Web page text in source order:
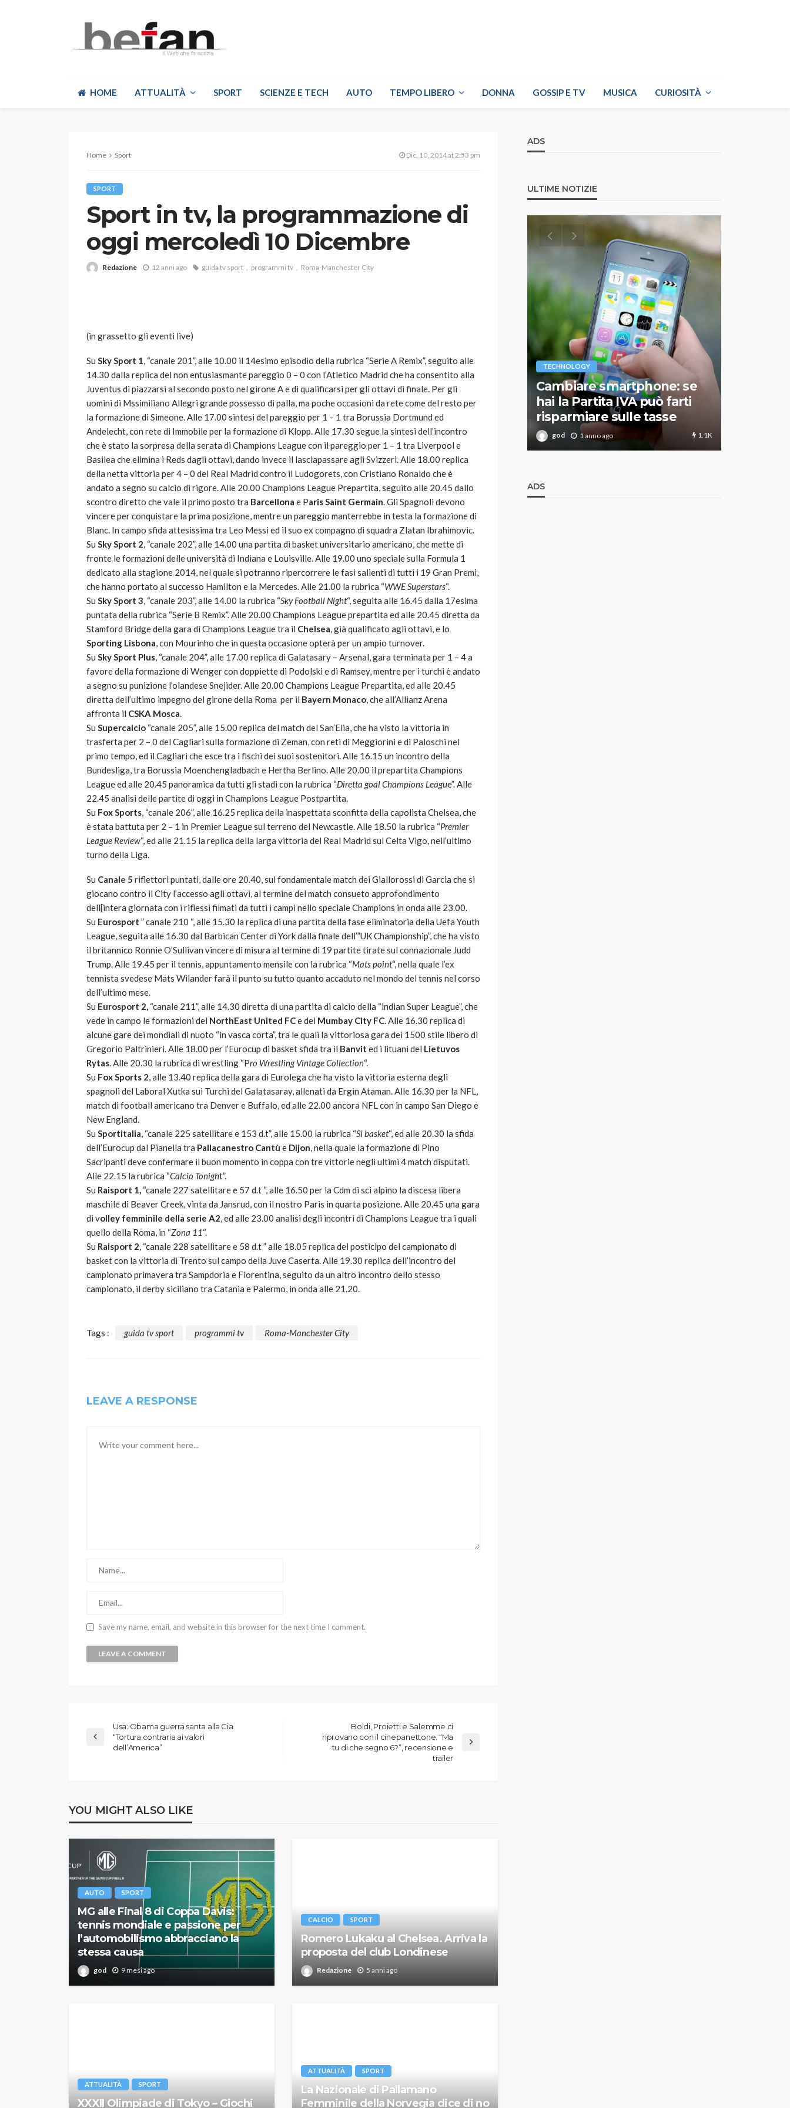
HOME ATTUALITÀ SPORT SCIENZE E TECH AUTO TEMPO LIBERO DONNA GOSSIP E TV MUSICA CURIOSITÀ
Home Sport Dic. 10, 2014 at 2:53 pm
SPORT
Sport in tv, la programmazione di
oggi mercoledì 10 Dicembre
Redazione 12 anni ago guida tv sport programmi tv Roma-Manchester City
(in grassetto gli eventi live)
Su Sky Sport 1, “canale 201”, alle 10.00 il 14esimo episodio della rubrica “Serie A Remix”, seguito alle
14.30 dalla replica del non entusiasmante pareggio 0 – 0 con l’Atletico Madrid che ha consentito alla
Juventus di piazzarsi al secondo posto nel girone A e di qualificarsi per gli ottavi di finale. Per gli
uomini di Mssimiliano Allegri grande possesso di palla, ma poche occasioni da rete come del resto per
la formazione di Simeone. Alle 17.00 sintesi del pareggio per 1 – 1 tra Borussia Dortmund ed
Andelecht, con rete di Immobile per la formazione di Klopp. Alle 17.30 segue la sintesi dell’incontro
che è stato la sorpresa della serata di Champions League con il pareggio per 1 – 1 tra Liverpool e
Basilea che elimina i Reds dagli ottavi, dando invece il lasciapassare agli Svizzeri. Alle 18.00 replica
della netta vittoria per 4 – 0 del Real Madrid contro il Ludogorets, con Cristiano Ronaldo che è
andato a segno su calcio di rigore. Alle 20.00 Champions League Prepartita, seguito alle 20.45 dallo
scontro diretto che vale il primo posto tra Barcellona e Paris Saint Germain. Gli Spagnoli devono
vincere per conquistare la prima posizione, mentre un pareggio manterrebbe in testa la formazione di
Blanc. In campo sfida attesissima tra Leo Messi ed il suo ex compagno di squadra Zlatan Ibrahimovic.
Su Sky Sport 2, “canale 202”, alle 14.00 una partita di basket universitario americano, che mette di
fronte le formazioni delle università di Indiana e Louisville. Alle 19.00 uno speciale sulla Formula 1
dedicato alla stagione 2014, nel quale si potranno ripercorrere le fasi salienti di tutti i 19 Gran Premi,
che hanno portato al successo Hamilton e la Mercedes. Alle 21.00 la rubrica “WWE Superstars“.
Su Sky Sport 3, “canale 203”, alle 14.00 la rubrica “Sky Football Night“, seguita alle 16.45 dalla 17esima
puntata della rubrica “Serie B Remix”. Alle 20.00 Champions League prepartita ed alle 20.45 diretta da
Stamford Bridge della gara di Champions League tra il Chelsea, già qualificato agli ottavi, e lo
Sporting Lisbona, con Mourinho che in questa occasione opterà per un ampio turnover.
Su Sky Sport Plus, “canale 204”, alle 17.00 replica di Galatasary – Arsenal, gara terminata per 1 – 4 a
favore della formazione di Wenger con doppiette di Podolski e di Ramsey, mentre per i turchi è andato
a segno su punizione l’olandese Snejider. Alle 20.00 Champions League Prepartita, ed alle 20.45
diretta dell’ultimo impegno del girone della Roma per il Bayern Monaco, che all’Allianz Arena
affronta il CSKA Mosca.
Su Supercalcio “canale 205”, alle 15.00 replica del match del San’Elia, che ha visto la vittoria in
trasferta per 2 – 0 del Cagliari sulla formazione di Zeman, con reti di Meggiorini e di Paloschi nel
primo tempo, ed il Cagliari che esce tra i fischi dei suoi sostenitori. Alle 16.15 un incontro della
Bundesliga, tra Borussia Moenchengladbach e Hertha Berlino. Alle 20.00 il prepartita Champions
League ed alle 20.45 panoramica da tutti gli stadi con la rubrica “Diretta goal Champions League”. Alle
22.45 analisi delle partite di oggi in Champions League Postpartita.
Su Fox Sports, “canale 206”, alle 16.25 replica della inaspettata sconfitta della capolista Chelsea, che
è stata battuta per 2 – 1 in Premier League sul terreno del Newcastle. Alle 18.50 la rubrica “Premier
League Review“, ed alle 21.15 la replica della larga vittoria del Real Madrid sul Celta Vigo, nell’ultimo
turno della Liga.
Su Canale 5 riflettori puntati, dalle ore 20.40, sul fondamentale match dei Giallorossi di Garcia che si
giocano contro il City l’accesso agli ottavi, al termine del match consueto approfondimento
dell[intera giornata con i riflessi filmati da tutti i campi nello speciale Champions in onda alle 23.00.
Su Eurosport ” canale 210 “, alle 15.30 la replica di una partita della fase eliminatoria della Uefa Youth
League, seguita alle 16.30 dal Barbican Center di York dalla finale dell’”UK Championship”, che ha visto
il britannico Ronnie O’Sullivan vincere di misura al termine di 19 partite tirate sul connazionale Judd
Trump. Alle 19.45 per il tennis, appuntamento mensile con la rubrica “Mats point“, nella quale l’ex
tennista svedese Mats Wilander farà il punto su tutto quanto accaduto nel mondo del tennis nel corso
dell’ultimo mese.
Su Eurosport 2, “canale 211”, alle 14.30 diretta di una partita di calcio della “indian Super League”, che
vede in campo le formazioni del NorthEast United FCe del Mumbay City FC. Alle 16.30 replica di
alcune gare dei mondiali di nuoto “in vasca corta”, tra le quali la vittoriosa gara dei 1500 stile libero di
Gregorio Paltrinieri. Alle 18.00 per l’Eurocup di basket sfida tra il Banvit ed i lituani del Lietuvos
Rytas. Alle 20.30 la rubrica di wrestling “Pro Wrestling Vintage Collection“.
Su Fox Sports 2, alle 13.40 replica della gara di Eurolega che ha visto la vittoria esterna degli
spagnoli del Laboral Xutka sui Turchi del Galatasaray, allenati da Ergin Ataman. Alle 16.30 per la NFL,
match di football americano tra Denver e Buffalo, ed alle 22.00 ancora NFL con in campo San Diego e
New England.
Su Sportitalia, “canale 225 satellitare e 153 d.t”, alle 15.00 la rubrica “Si basket“, ed alle 20.30 la sfida
dell’Eurocup dal Pianella tra Pallacanestro Cantù e Dijon, nella quale la formazione di Pino
Sacripanti deve confermare il buon momento in coppa con tre vittorie negli ultimi 4 match disputati.
Alle 22.15 la rubrica “Calcio Tonight”.
Su Raisport 1, “canale 227 satellitare e 57 d.t “, alle 16.50 per la Cdm di sci alpino la discesa libera
maschile di Beaver Creek, vinta da Jansrud, con il nostro Paris in quarta posizione. Alle 20.45 una gara
di volley femminile della serie A2, ed alle 23.00 analisi degli incontri di Champions League tra i quali
quello della Roma, in “Zona 11“.
Su Raisport 2, “canale 228 satellitare e 58 d.t ” alle 18.05 replica del posticipo del campionato di
basket con la vittoria di Trento sul campo della Juve Caserta. Alle 19.30 replica dell’incontro del
campionato primavera tra Sampdoria e Fiorentina, seguito da un altro incontro dello stesso
campionato, il derby siciliano tra Catania e Palermo, in onda alle 21.20.
Tags : guida tv sport programmi tv Roma-Manchester City
LEAVE A RESPONSE
Save my name, email, and website in this browser for the next time I comment.
Usa: Obama guerra santa alla Cia
“Tortura contraria ai valori
dell’America”
Boldi, Proietti e Salemme ci
riprovano con il cinepanettone. “Ma
tu di che segno 6?”, recensione e
trailer
YOU MIGHT ALSO LIKE
AUTO SPORT
MG alle Final 8 di Coppa Davis:
tennis mondiale e passione per
l’automobilismo abbracciano la
stessa causa
god 9 mesi ago
CALCIO SPORT
Romero Lukaku al Chelsea. Arriva la
proposta del club Londinese
Redazione 5 anni ago
ATTUALITÀ SPORT
XXXII Olimpiade di Tokyo – Giochi
ATTUALITÀ SPORT
La Nazionale di Pallamano
Femminile della Norvegia dice di no
ADS
ULTIME NOTIZIE
Robot tagliaerba: quale
scegliere per il tuo prato
god 1 anno ago 785
MG alle Final 8 di Coppa
Davis: tennis mondiale e
passione per
l’automobilismo
abbracciano la stessa causa
god 9 mesi ago
TECHNOLOGY
Cambiare smartphone: se
hai la Partita IVA può farti
risparmiare sulle tasse
god 1 anno ago 1.1K
ADS